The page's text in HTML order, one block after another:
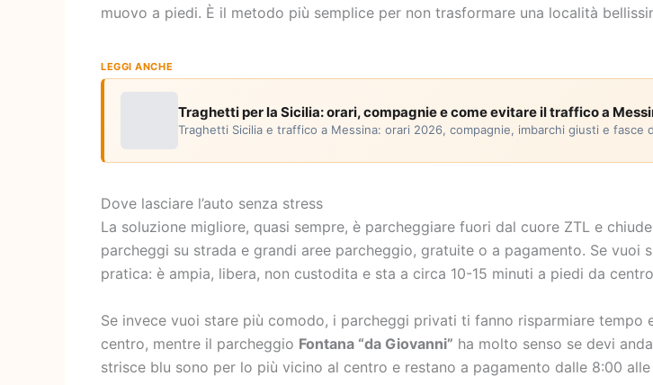
muovo a piedi. È il metodo più semplice per non trasformare una località
LEGGI ANCHE
Traghetti per la Sicilia: orari, compagnie e come evitare il traffico a
Traghetti Sicilia e traffico a Messina: orari 2026, compagnie, imbarchi giusti e fasce
Dove lasciare l’auto senza stress
La soluzione migliore, quasi sempre, è parcheggiare fuori dal cuore ZTL e
parcheggi su strada e grandi aree parcheggio, gratuite o a pagamento. Se vuoi
pratica: è ampia, libera, non custodita e sta a circa 10-15 minuti a piedi da
Se invece vuoi stare più comodo, i parcheggi privati ti fanno risparmiare tempo
centro, mentre il parcheggio Fontana “da Giovanni” ha molto senso se devi
strisce blu sono per lo più vicino al centro e restano a pagamento dalle 8:00